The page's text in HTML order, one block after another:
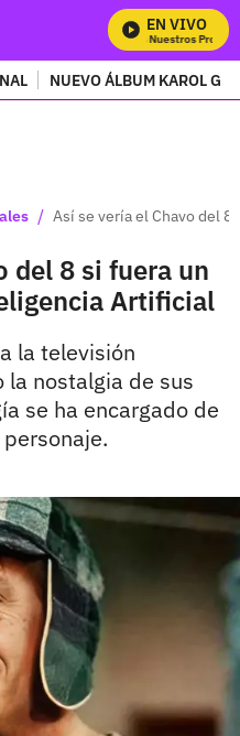
EN VIVO
Mira Todos Nuestros
NUEVO ÁLBUM KAROL G
/ Así se vería el Chavo del
del 8 si fuera un
Artificial
la televisión
la nostalgia de sus
se ha encargado de